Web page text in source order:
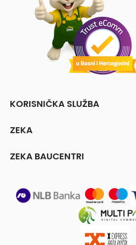
KORISNIČKA SLUŽBA
ZEKA
ZEKA BAUCENTRI